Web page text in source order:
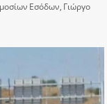
Εσόδων, Γιώργο